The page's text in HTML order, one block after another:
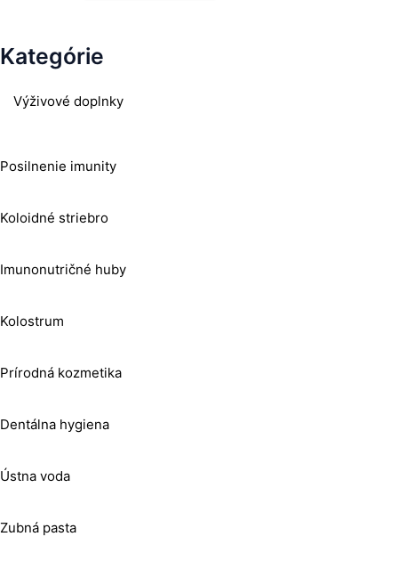
Kategórie
Výživové doplnky
Posilnenie imunity
Koloidné striebro
Imunonutričné huby
Kolostrum
Prírodná kozmetika
Dentálna hygiena
Ústna voda
Zubná pasta